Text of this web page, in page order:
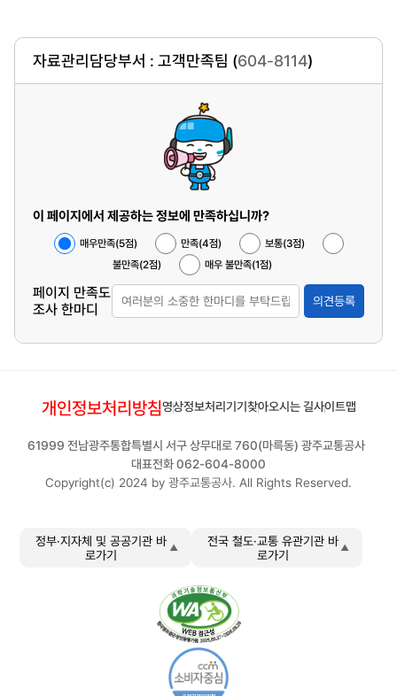
자료관리담당부서 : 고객만족팀 (604-8114)
이 페이지에서 제공하는 정보에 만족하십니까?
매우만족(5점) 만족(4점)
보통(3점)
불만족(2점)
매우 불만족(1점)
페이지 만족도
조사 한마디
의견등록
개인정보처리방침영상정보처리기기 찾아오시는 길사이트맵
61999 전남광주통합특별시 서구 상무대로 760(마륵동) 광주교통공사
대표전화 062-604-8000
Copyright(c) 2024 by 광주교통공사. All Rights Reserved.
정부·지자체 및 공공기관 바
로가기
전국 철도·교통 유관기관 바
로가기